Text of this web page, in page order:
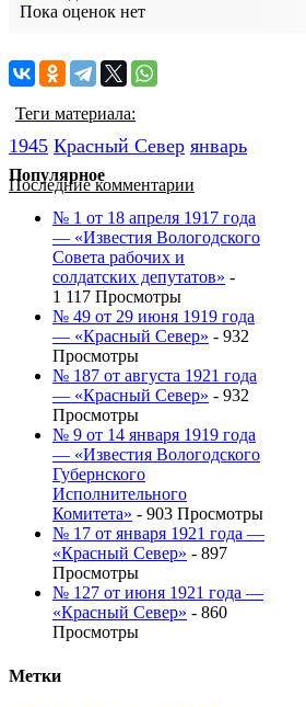
Пока оценок нет
Теги материала:
1945 Красный Cевер январь
Последние комментарии
Популярное
№ 1 от 18 апреля 1917 года
— «Известия Вологодского
Совета рабочих и
солдатских депутатов» -
1 117 Просмотры
№ 49 от 29 июня 1919 года
— «Красный Север» - 932
Просмотры
№ 187 от августа 1921 года
— «Красный Север» - 932
Просмотры
№ 9 от 14 января 1919 года
— «Известия Вологодского
Губернского
Исполнительного
Комитета» - 903 Просмотры
№ 17 от января 1921 года —
«Красный Север» - 897
Просмотры
№ 127 от июня 1921 года —
«Красный Север» - 860
Просмотры
Метки